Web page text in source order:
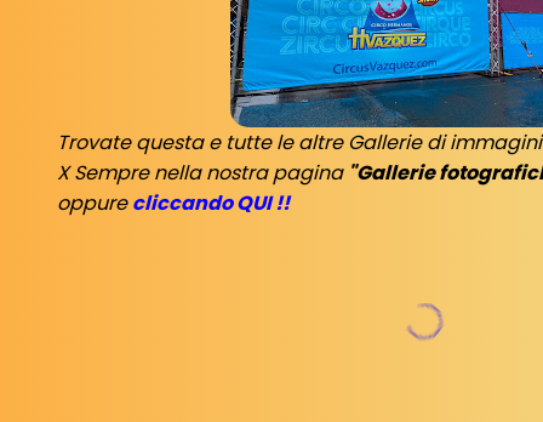
Trovate questa e tutte le altre Gallerie di
X Sempre nella nostra pagina "Gallerie
oppurecliccando QUI !!